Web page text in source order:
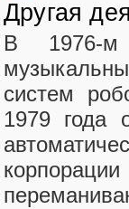
Другая
В 1976-м
систем
1979 года